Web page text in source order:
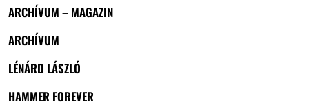
ARCHÍVUM – MAGAZIN
ARCHÍVUM
LÉNÁRD LÁSZLÓ
HAMMER FOREVER